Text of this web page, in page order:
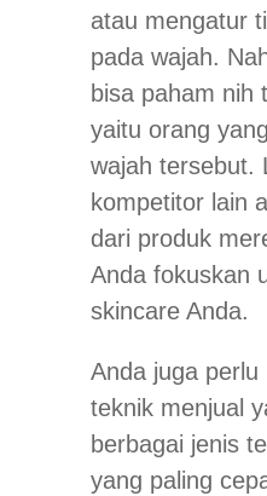
atau mengatur
pada wajah.
bisa paham nih
yaitu orang
wajah tersebut.
kompetitor lain
dari produk
Anda fokuskan
skincare Anda.
Anda juga perlu
teknik menjual
berbagai jenis
yang paling